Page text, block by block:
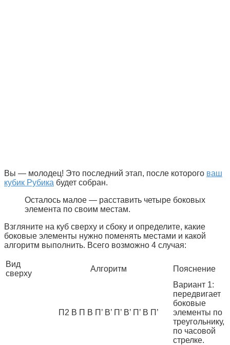
Вы — молодец! Это последний этап, после которого ваш
кубик Рубика будет собран.
Осталось малое — расставить четыре боковых
элемента по своим местам.
Взгляните на куб сверху и сбоку и определите, какие
боковые элементы нужно поменять местами и какой
алгоритм выполнить. Всего возможно 4 случая:
Вид
сверху
Алгоритм Пояснение
П2 В П В П’ В’ П’ В’ П’ В П’
Вариант 1:
передвигает
боковые
элементы по
треугольнику,
по часовой
стрелке.